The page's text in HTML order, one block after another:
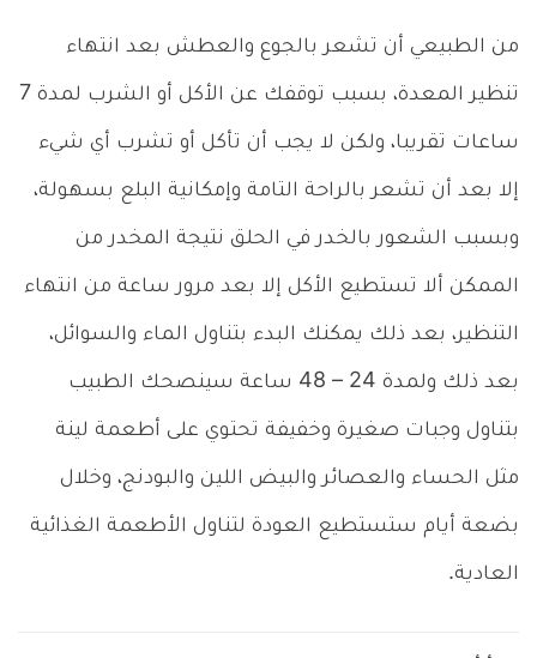
من الطبيعي أن تشعر بالجوع والعطش بعد انتهاء
تنظير المعدة، بسبب توقفك عن الأكل أو الشرب لمدة 7
ساعات تقريبا، ولكن لا يجب أن تأكل أو تشرب أي شيء
إلا بعد أن تشعر بالراحة التامة وإمكانية البلع بسهولة،
وبسبب الشعور بالخدر في الحلق نتيجة المخدر من
الممكن ألا تستطيع الأكل إلا بعد مرور ساعة من انتهاء
التنظير، بعد ذلك يمكنك البدء بتناول الماء والسوائل،
بعد ذلك ولمدة 24 – 48 ساعة سينصحك الطبيب
بتناول وجبات صغيرة وخفيفة تحتوي على أطعمة لينة
مثل الحساء والعصائر والبيض اللين والبودنج، وخلال
بضعة أيام ستستطيع العودة لتناول الأطعمة الغذائية
العادية.